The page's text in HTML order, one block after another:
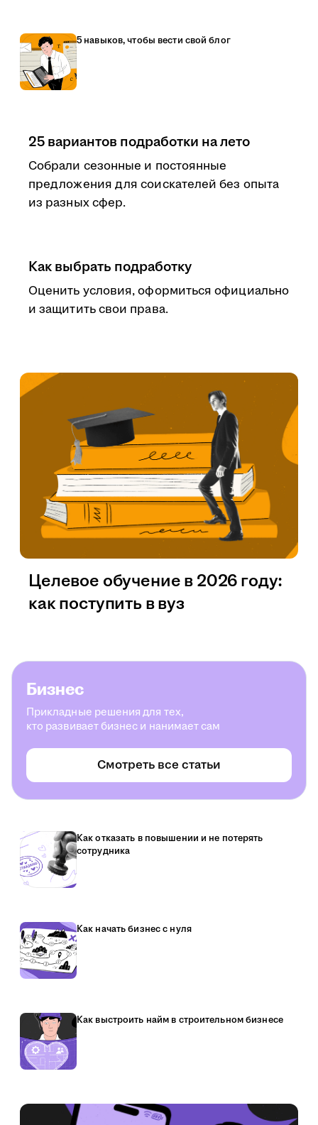
5 навыков, чтобы вести свой блог
25 вариантов подработки на лето
Собрали сезонные и постоянные
предложения для соискателей без опыта
из разных сфер.
Как выбрать подработку
Оценить условия, оформиться официально
и защитить свои права.
Целевое обучение в 2026 году:
как поступить в вуз
Бизнес
Прикладные решения для тех,
кто развивает бизнес и нанимает сам
Смотреть все статьи
Как отказать в повышении и не потерять
сотрудника
Как начать бизнес с нуля
Как выстроить найм в строительном бизнесе